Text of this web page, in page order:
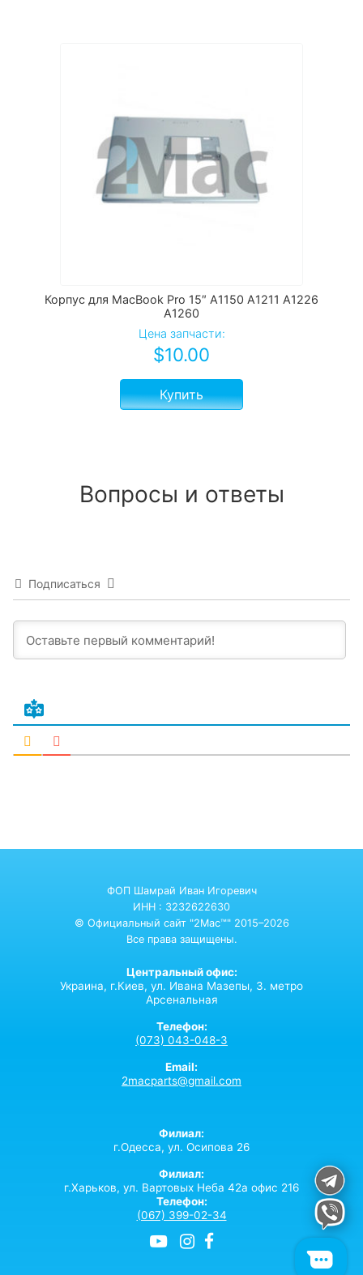
Корпус для MacBook Pro 15″ A1150 A1211 A1226
A1260
Цена запчасти:
$10.00
Купить
Вопросы и ответы
Подписаться
ФОП Шамрай Иван Игоревич
ИНН : 3232622630
© Официальный сайт "2Mac™" 2015–2026
Все права защищены.
Центральный офис:
Украина, г.Киев, ул. Ивана Мазепы, 3. метро
Арсенальная
Телефон:
(073) 043-048-3
Email:
2macparts@gmail.com
Филиал:
г.Одесса, ул. Осипова 26
Филиал:
г.Харьков, ул. Вартовых Неба 42а офис 216
Телефон:
(067) 399-02-34